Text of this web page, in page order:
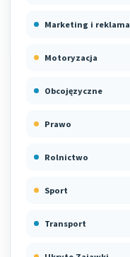
Marketing i reklama
Motoryzacja
Obcojęzyczne
Prawo
Rolnictwo
Sport
Transport